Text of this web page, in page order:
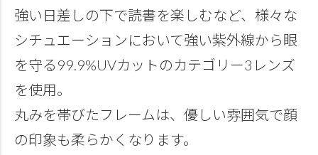
強い日差しの下で読書を楽しむなど、様々な
シチュエーションにおいて強い紫外線から眼
を守る99.9%UVカットのカテゴリー3レンズ
を使用。
丸みを帯びたフレームは、優しい雰囲気で顔
の印象も柔らかくなります。